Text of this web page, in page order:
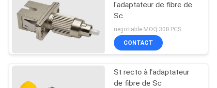
l'adaptateur de fibre de
Sc
negotiable MOQ:300 PCS
CONTACT
St recto à l'adaptateur
de fibre de Sc